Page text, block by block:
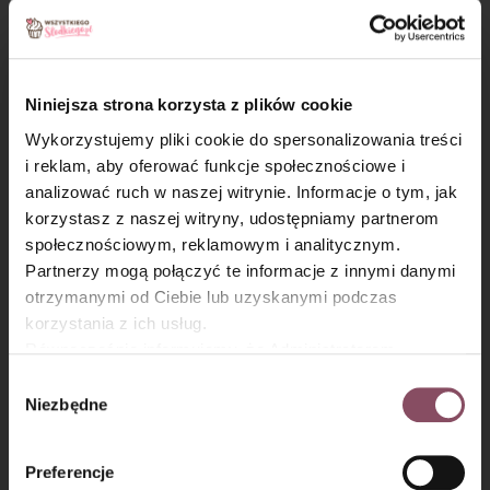
Niniejsza strona korzysta z plików cookie
Wykorzystujemy pliki cookie do spersonalizowania treści
i reklam, aby oferować funkcje społecznościowe i
analizować ruch w naszej witrynie. Informacje o tym, jak
korzystasz z naszej witryny, udostępniamy partnerom
społecznościowym, reklamowym i analitycznym.
Partnerzy mogą połączyć te informacje z innymi danymi
otrzymanymi od Ciebie lub uzyskanymi podczas
korzystania z ich usług.
Gdańsk (80-339) adres: Dickmana 14/15 więcej
informacji o przetwarzaniu danych osobowych oraz
Polityce
prywatności.
zgody
Niezbędne
Preferencje
Krok 4
pucharków. Przesiej kakao i wyłóż na krem.
Może się przydać
Oryginalne ciemne kakao z ziaren
kakaowca, o niezwykle intensywnym
smaku i aromacie - wprost ZE ŚWIATA
NATURY. Doskonale sprawdzi się do
przygotowania ciast, polew, deserów i
×